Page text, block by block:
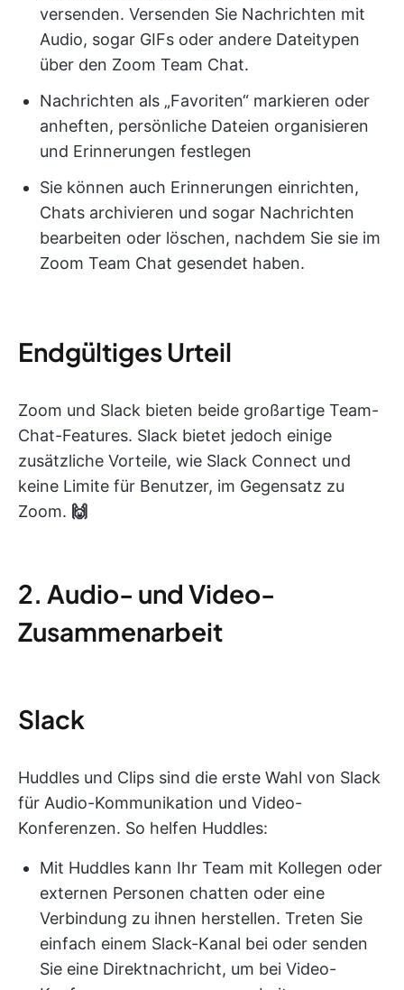
versenden. Versenden Sie Nachrichten mit
Audio, sogar GIFs oder andere Dateitypen
über den Zoom Team Chat.
Nachrichten als „Favoriten“ markieren oder
anheften, persönliche Dateien organisieren
und Erinnerungen festlegen
Sie können auch Erinnerungen einrichten,
Chats archivieren und sogar Nachrichten
bearbeiten oder löschen, nachdem Sie sie im
Zoom Team Chat gesendet haben.
Endgültiges Urteil
Zoom und Slack bieten beide großartige Team-
Chat-Features. Slack bietet jedoch einige
zusätzliche Vorteile, wie Slack Connect und
keine Limite für Benutzer, im Gegensatz zu
Zoom. 🙌
2. Audio- und Video-
Zusammenarbeit
Slack
Huddles und Clips sind die erste Wahl von Slack
für Audio-Kommunikation und Video-
Konferenzen. So helfen Huddles:
Mit Huddles kann Ihr Team mit Kollegen oder
externen Personen chatten oder eine
Verbindung zu ihnen herstellen. Treten Sie
einfach einem Slack-Kanal bei oder senden
Sie eine Direktnachricht, um bei Video-